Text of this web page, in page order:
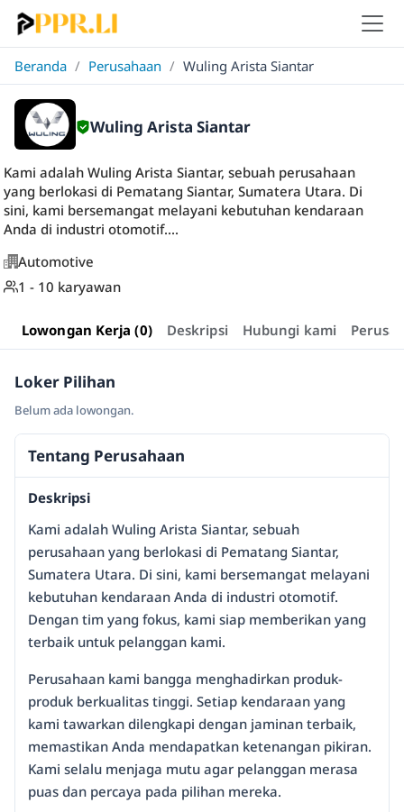
Beranda / Perusahaan / Wuling Arista Siantar
Wuling Arista Siantar
Kami adalah Wuling Arista Siantar, sebuah perusahaan
yang berlokasi di Pematang Siantar, Sumatera Utara. Di
sini, kami bersemangat melayani kebutuhan kendaraan
Anda di industri otomotif....
Automotive
1 - 10 karyawan
Lowongan Kerja (0) Deskripsi Hubungi kami
Loker Pilihan
Belum ada lowongan.
Tentang Perusahaan
Deskripsi
Kami adalah Wuling Arista Siantar, sebuah
perusahaan yang berlokasi di Pematang Siantar,
Sumatera Utara. Di sini, kami bersemangat melayani
kebutuhan kendaraan Anda di industri otomotif.
Dengan tim yang fokus, kami siap memberikan yang
terbaik untuk pelanggan kami.
Perusahaan kami bangga menghadirkan produk-
produk berkualitas tinggi. Setiap kendaraan yang
kami tawarkan dilengkapi dengan jaminan terbaik,
memastikan Anda mendapatkan ketenangan pikiran.
Kami selalu menjaga mutu agar pelanggan merasa
puas dan percaya pada pilihan mereka.